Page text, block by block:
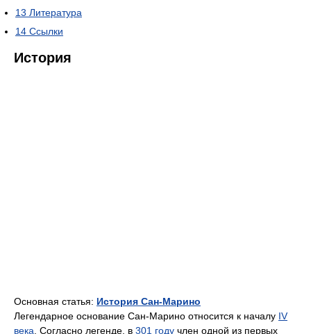
13 Литература
14 Ссылки
История
Основная статья: История Сан-Марино
Легендарное основание Сан-Марино относится к началу IV
века . Согласно легенде, в 301 году член одной из первых